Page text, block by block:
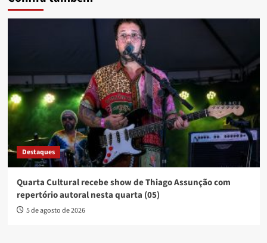
Destaques
Quarta Cultural recebe show de Thiago Assunção com
repertório autoral nesta quarta (05)
5 de agosto de 2026